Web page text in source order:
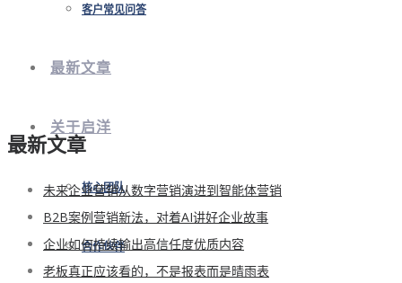
客户常见问答
最新文章
关于启洋
核心团队
合作伙伴
最新文章
未来企业营销从数字营销演进到智能体营销
B2B案例营销新法，对着AI讲好企业故事
企业如何持续输出高信任度优质内容
老板真正应该看的，不是报表而是晴雨表